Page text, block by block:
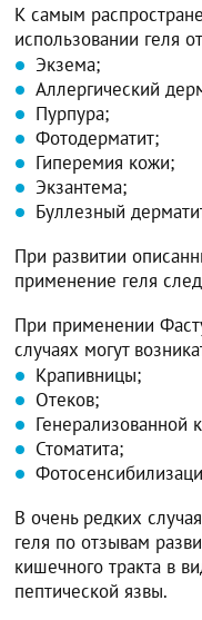
К самым
использовании геля
Экзема;
Аллергический
Пурпура;
Фотодерматит;
Гиперемия кожи;
Экзантема;
Буллезный
При развитии
применение геля
При применении
случаях могут
Крапивницы;
Отеков;
Генерализованной
Стоматита;
В очень редких
геля по отзывам
кишечного тракта в
пептической язвы.